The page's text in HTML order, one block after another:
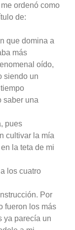
ordenó como
de:
que domina a
más
oído,
siendo un
saber una
pues
cultivar la mía
la teta de mi
los cuatro
Por
fueron los más
ya parecía un